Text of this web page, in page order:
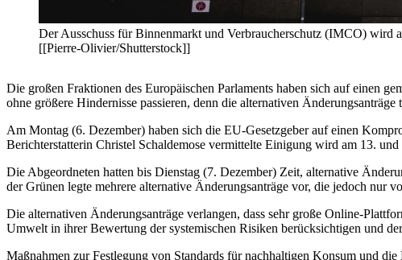
Der Ausschuss für Binnenmarkt und Verbraucherschutz (IMCO) wird
[[Pierre-Olivier/Shutterstock]]
Die großen Fraktionen des Europäischen Parlaments haben sich auf einen
ohne größere Hindernisse passieren, denn die alternativen
Am Montag (6. Dezember) haben sich die EU-Gesetzgeber auf einen
Berichterstatterin Christel Schaldemose vermittelte Einigung wird am 13.
Die Abgeordneten hatten bis Dienstag (7. Dezember) Zeit, alternative
der Grünen legte mehrere alternative Änderungsanträge vor, die jedoch nur
Die alternativen Änderungsanträge verlangen, dass sehr große Online-
Umwelt in ihrer Bewertung der systemischen Risiken berücksichtigen und
Maßnahmen zur Festlegung von Standards für nachhaltigen Konsum und